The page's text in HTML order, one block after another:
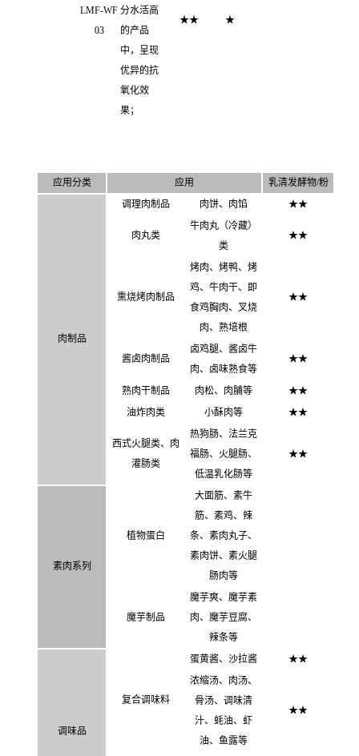
LMF-WF
03
分水活高
的产品
中，呈现
优异的抗
氧化效
果；
★★ ★
应用分类 应用 乳清发酵物/粉
肉制品
调理肉制品 肉饼、肉馅 ★★
肉丸类
牛肉丸（冷藏）
类
★★
熏烧烤肉制品
烤肉、烤鸭、烤
鸡、 牛肉干、 即
食鸡胸肉、
叉烧
肉、 熟培根
★★
酱卤肉制品
卤鸡腿、酱卤牛
肉、卤味熟食等
★★
熟肉干制品 肉松、肉脯等 ★★
油炸肉类
小酥肉等 ★★
西式火腿类、肉
灌肠类
热狗肠、法兰克
福肠、火腿肠、
低温乳化肠等
★★
素肉系列
植物蛋白
大面筋、素牛
筋、素鸡、辣
条、素肉丸子、
素肉饼、素火腿
肠肉等
魔芋制品
魔芋爽、 魔芋素
肉、 魔芋豆腐、
辣条等
调味品
复合调味料
蛋黄酱、沙拉酱 ★★
浓缩汤、肉汤、
骨汤、调味清
汁、蚝油、虾
油、鱼露等
★★